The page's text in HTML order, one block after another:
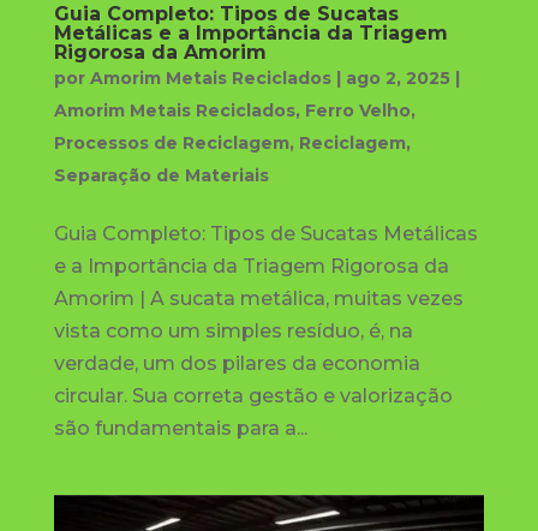
Guia Completo: Tipos de Sucatas
Metálicas e a Importância da Triagem
Rigorosa da Amorim
por Amorim Metais Reciclados| ago 2, 2025 |
Amorim Metais Reciclados, Ferro Velho,
Processos de Reciclagem, Reciclagem,
Separação de Materiais
Guia Completo: Tipos de Sucatas Metálicas
e a Importância da Triagem Rigorosa da
Amorim | A sucata metálica, muitas vezes
vista como um simples resíduo, é, na
verdade, um dos pilares da economia
circular. Sua correta gestão e valorização
são fundamentais para a...